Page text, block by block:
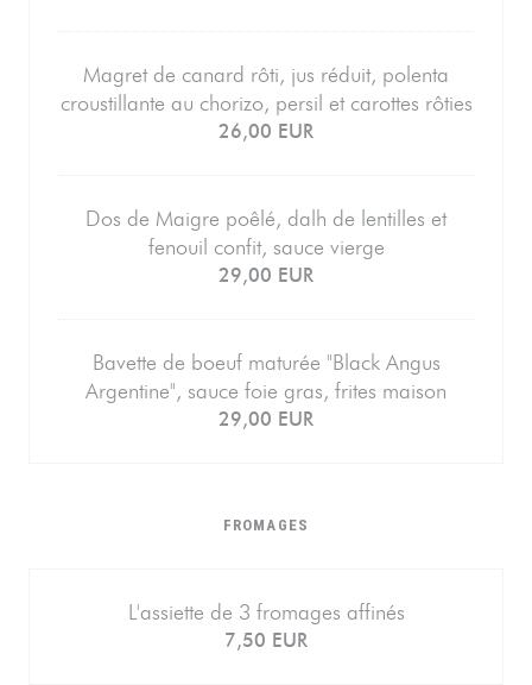
Magret de canard rôti, jus réduit, polenta
croustillante au chorizo, persil et carottes rôties
26,00 EUR
Dos de Maigre poêlé, dalh de lentilles et
fenouil confit, sauce vierge
29,00 EUR
Bavette de boeuf maturée "Black Angus
Argentine", sauce foie gras, frites maison
29,00 EUR
FROMAGES
L'assiette de 3 fromages affinés
7,50 EUR